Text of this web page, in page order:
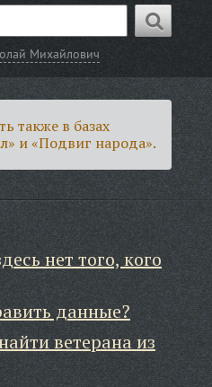
Михайлович
также в базах
и «Подвиг народа».
нет того, кого
данные?
ветерана из